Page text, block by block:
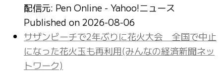
配信元: Pen Online - Yahoo!ニュース
Published on 2026-08-06
サザンビーチで2年ぶりに花火大会 全国で中止
になった花火玉も再利用(みんなの経済新聞ネッ
トワーク)